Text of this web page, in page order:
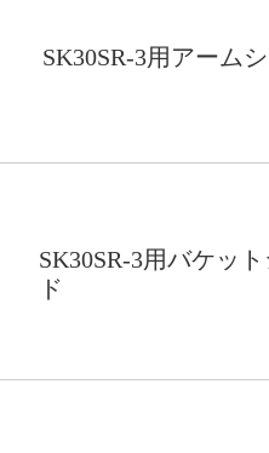
SK30SR-3用アーム
SK30SR-3用バケッ
ド